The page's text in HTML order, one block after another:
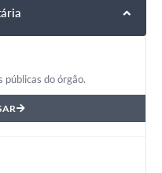
públicas do órgão.